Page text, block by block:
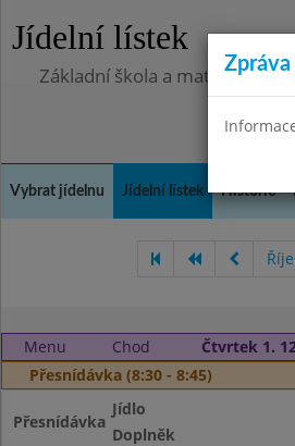
Jídelní lístek
Základní škola a mateřská
Vybrat jídelnu Jídelní lístek Historie
Menu Chod
Čtvrtek 1.
Přesnídávka (8:30 - 8:45)
Přesnídávka
Jídlo
Doplněk